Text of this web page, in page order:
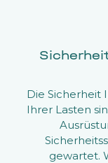
Die Sicherheit
Ihrer Lasten
gewartet.